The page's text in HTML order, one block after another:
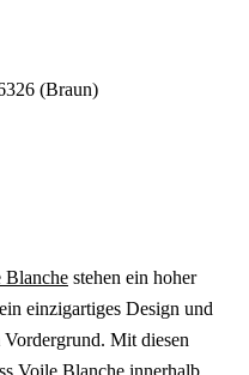
(Braun)
Blanche stehen ein hoher
einzigartiges Design und
Mit diesen
Voile Blanche innerhalb